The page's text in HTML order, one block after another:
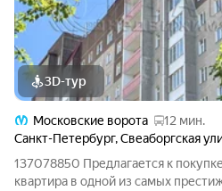
3D-тур
Московские ворота
12 мин.
Санкт-Петербург,Свеаборгская
137078850 Предлагается к
квартира в одной из самых